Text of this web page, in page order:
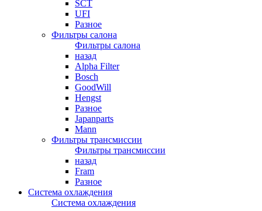
SCT
UFI
Разное
Фильтры салона
Фильтры салона
назад
Alpha Filter
Bosch
GoodWill
Hengst
Разное
Japanparts
Mann
Фильтры трансмиссии
Фильтры трансмиссии
назад
Fram
Разное
Система охлаждения
Система охлаждения